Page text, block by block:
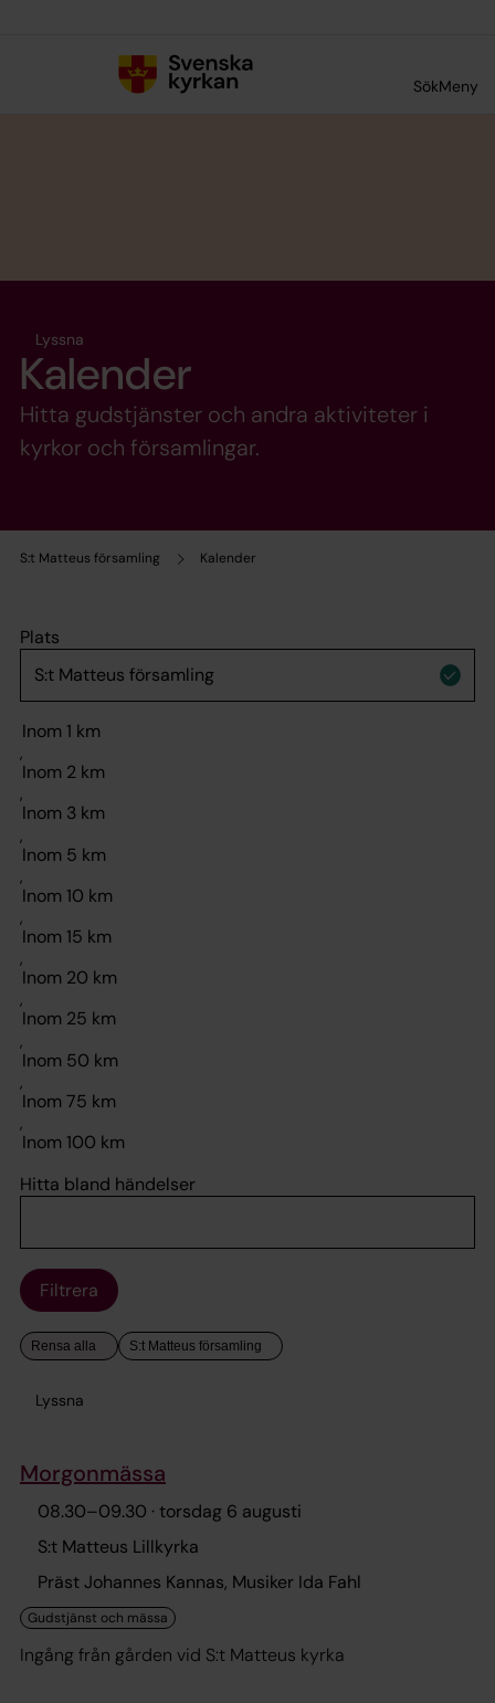
SökMeny
S:t Matteus församling Kalender
Lyssna
Kalender
Hitta gudstjänster och andra aktiviteter i
kyrkor och församlingar.
Plats
,
,
,
,
,
,
,
,
,
,
Hitta bland händelser
Filtrera
Lyssna
Morgonmässa
08.30–09.30 · torsdag 6 augusti
S:t Matteus Lillkyrka
Präst Johannes Kannas, Musiker Ida Fahl
Ingång från gården vid S:t Matteus kyrka